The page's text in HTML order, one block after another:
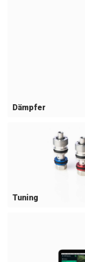
Dämpfer
Tuning